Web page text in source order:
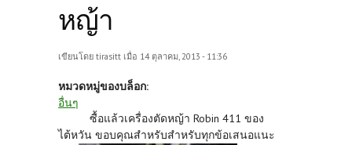
หญ้า
เขียนโดย tirasitt เมื่อ 14 ตุลาคม, 2013 - 11:36
หมวดหมู่ของบล็อก:
อื่นๆ
ซื้อแล้วเครื่องตัดหญ้า Robin 411 ของ
ไต้หวัน ขอบคุณสำหรับสำหรับทุกข้อเสนอแนะ